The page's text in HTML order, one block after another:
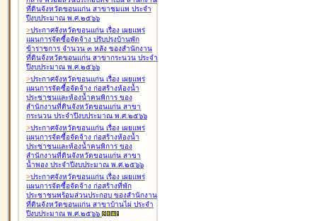
ที่ดินจังหวัดขอนแก่น สาขาชุมแพ ประจำ
ปีงบประมาณ พ.ศ.๒๕๖๖
>ประกาศจังหวัดขอนแก่น เรื่อง เผยแพร่
แผนการจัดซื้อจัดจ้าง ปรับปรุงบ้านพัก
ข้าราชการ จำนวน ๓ หลัง ของสำนักงาน
ที่ดินจังหวัดขอนแก่น สาขากระนวน ประจำ
ปีงบประมาณ พ.ศ.๒๕๖๖
>ประกาศจังหวัดขอนแก่น เรื่อง เผยแพร่
แผนการจัดซื้อจัดจ้าง ก่อสร้างห้องน้ำ
ประชาชนและห้องน้ำคนพิการ ของ
สำนักงานที่ดินจังหวัดขอนแก่น สาขา
กระนวน ประจำปีงบประมาณ พ.ศ.๒๕๖๖
>ประกาศจังหวัดขอนแก่น เรื่อง เผยแพร่
แผนการจัดซื้อจัดจ้าง ก่อสร้างห้องน้ำ
ประชาชนและห้องน้ำคนพิการ ของ
สำนักงานที่ดินจังหวัดขอนแก่น สาขา
น้ำพอง ประจำปีงบประมาณ พ.ศ.๒๕๖๖
>ประกาศจังหวัดขอนแก่น เรื่อง เผยแพร่
แผนการจัดซื้อจัดจ้าง ก่อสร้างที่พัก
ประชาชนพร้อมส่วนประกอบ ของสำนักงาน
ที่ดินจังหวัดขอนแก่น สาขาบ้านไผ่ ประจำ
ปีงบประมาณ พ.ศ.๒๕๖๖